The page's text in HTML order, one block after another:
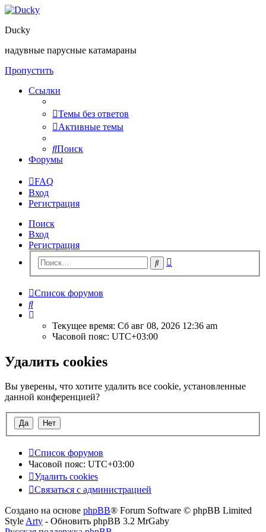
Ducky
надувные парусные катамараны
Пропустить
Ссылки
Темы без ответов
Активные темы
Поиск
Форумы
FAQ
Вход
Регистрация
Поиск
Вход
Регистрация
Поиск
Список форумов
Поиск
Текущее время: Сб авг 08, 2026 12:36 am
Часовой пояс: UTC+03:00
Удалить cookies
Вы уверены, что хотите удалить все cookie, установленные
данной конференцией?
Список форумов
Часовой пояс: UTC+03:00
Удалить cookies
Связаться с администрацией
Создано на основе phpBB® Forum Software © phpBB Limited
Style Arty - Обновить phpBB 3.2 MrGaby